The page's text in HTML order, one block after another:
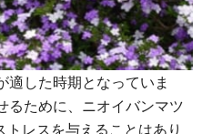
した時期となっていま
るために、ニオイバンマツ
レスを与えることはあり